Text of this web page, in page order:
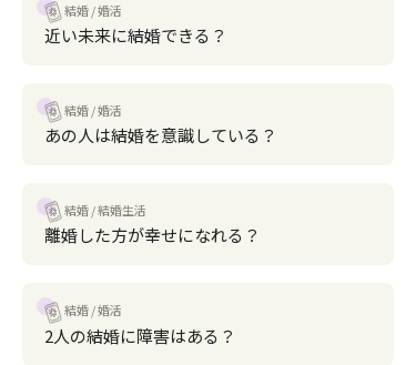
結婚 婚活
近い未来に結婚できる？
結婚 婚活
あの人は結婚を意識している？
結婚 結婚生活
離婚した方が幸せになれる？
結婚 婚活
2人の結婚に障害はある？